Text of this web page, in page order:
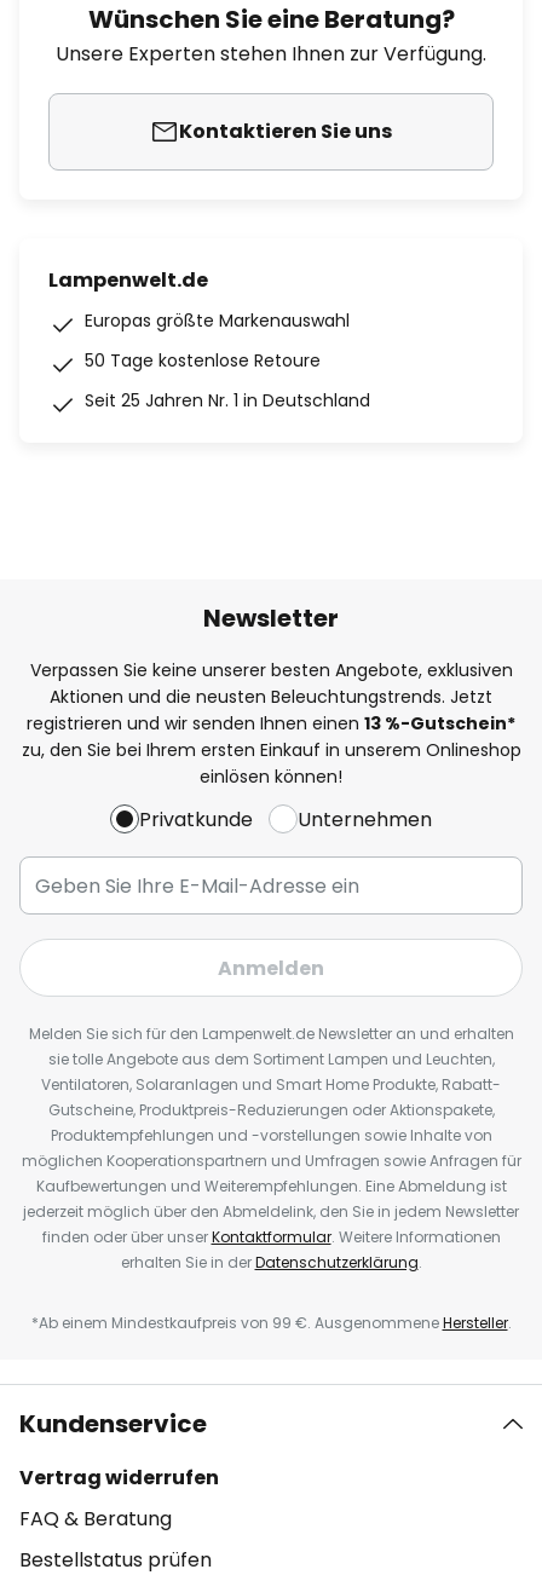
Wünschen Sie eine Beratung?
Unsere Experten stehen Ihnen zur Verfügung.
Kontaktieren Sie uns
Lampenwelt.de
Europas größte Markenauswahl
50 Tage kostenlose Retoure
Seit 25 Jahren Nr. 1 in Deutschland
Newsletter
Verpassen Sie keine unserer besten Angebote, exklusiven
Aktionen und die neusten Beleuchtungstrends. Jetzt
registrieren und wir senden Ihnen einen 13 %-Gutschein*
zu, den Sie bei Ihrem ersten Einkauf in unserem Onlineshop
einlösen können!
Privatkunde Unternehmen
Anmelden
Melden Sie sich für den Lampenwelt.de Newsletter an und erhalten
sie tolle Angebote aus dem Sortiment Lampen und Leuchten,
Ventilatoren, Solaranlagen und Smart Home Produkte, Rabatt-
Gutscheine, Produktpreis-Reduzierungen oder Aktionspakete,
Produktempfehlungen und -vorstellungen sowie Inhalte von
möglichen Kooperationspartnern und Umfragen sowie Anfragen für
Kaufbewertungen und Weiterempfehlungen. Eine Abmeldung ist
jederzeit möglich über den Abmeldelink, den Sie in jedem Newsletter
finden oder über unserKontaktformular. Weitere Informationen
erhalten Sie in derDatenschutzerklärung.
*Ab einem Mindestkaufpreis von 99 €. AusgenommeneHersteller.
Kundenservice
Vertrag widerrufen
FAQ & Beratung
Bestellstatus prüfen